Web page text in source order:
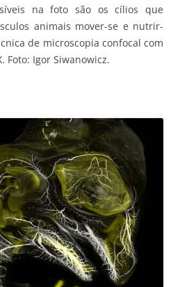
na foto são os cílios que
animais mover-se e nutrir-
de microscopia confocal com
Foto: Igor Siwanowicz.